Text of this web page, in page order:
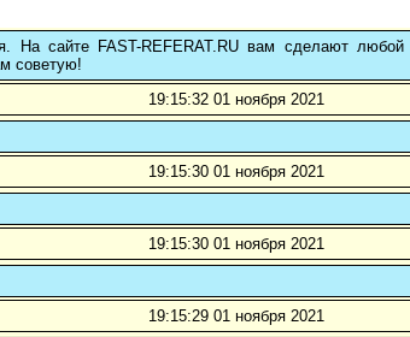
На сайте FAST-REFERAT.RU вам сделают
советую!
19:15:32 01 ноября 2021
19:15:30 01 ноября 2021
19:15:30 01 ноября 2021
19:15:29 01 ноября 2021